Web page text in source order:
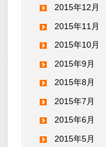
2015年12月
2015年11月
2015年10月
2015年9月
2015年8月
2015年7月
2015年6月
2015年5月